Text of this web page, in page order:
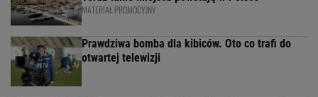
MATERIAŁ PROMOCYJNY
Prawdziwa bomba dla kibiców. Oto co trafi do
otwartej telewizji